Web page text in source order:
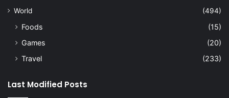
World
(494)
Foods
(15)
Games
(20)
Travel
(233)
Last Modified Posts